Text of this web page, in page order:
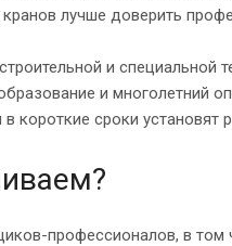
лучше доверить
и специальной
и многолетний
короткие сроки
профессионалов, в том